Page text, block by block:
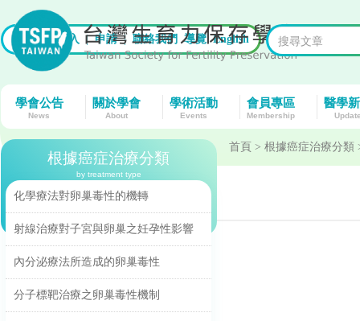
首頁 | 登入 | 申請 | 聯絡我們 導覽 English
學會公告
News
關於學會
About
學術活動
Events
會員專區
Membership
醫學
根據癌症治療分類
by treatment type
化學療法對卵巢毒性的機轉
射線治療對子宮與卵巢之妊孕性影響
內分泌療法所造成的卵巢毒性
分子標靶治療之卵巢毒性機制
首頁 > 根據癌症治療分類